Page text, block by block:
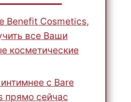
Benefit Cosmetics,
все Ваши
косметические
с Bare
прямо сейчас